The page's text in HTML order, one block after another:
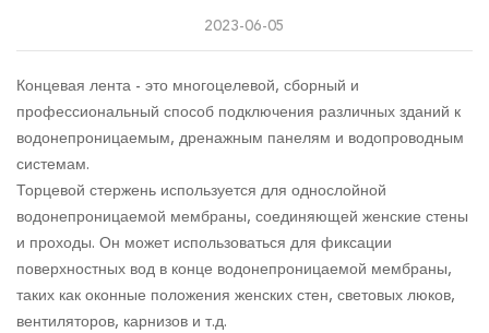
2023-06-05
Концевая лента - это многоцелевой, сборный и
профессиональный способ подключения различных зданий к
водонепроницаемым, дренажным панелям и водопроводным
системам.
Торцевой стержень используется для однослойной
водонепроницаемой мембраны, соединяющей женские стены
и проходы. Он может использоваться для фиксации
поверхностных вод в конце водонепроницаемой мембраны,
таких как оконные положения женских стен, световых люков,
вентиляторов, карнизов и т.д.